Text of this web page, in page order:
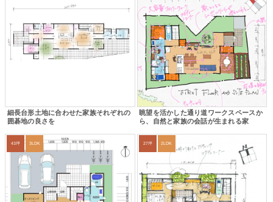
細長台形土地に合わせた家族それぞれの
囲碁地の良さを
眺望を活かした通り道ワークスペースか
ら、自然と家族の会話が生まれる家
43坪 3LDK 27坪 2LDK